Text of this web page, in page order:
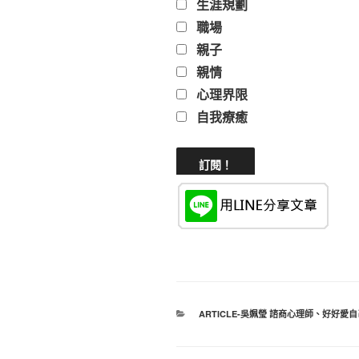
生涯規劃
職場
親子
親情
心理界限
自我療癒
分
ARTICLE-吳姵瑩 諮商心理師、 好好愛自